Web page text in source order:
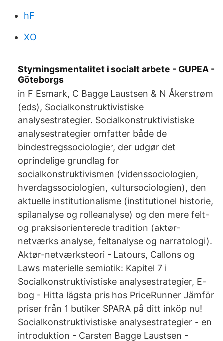
hF
XO
Styrningsmentalitet i socialt arbete - GUPEA -
Göteborgs
in F Esmark, C Bagge Laustsen & N Åkerstrøm
(eds), Socialkonstruktivistiske
analysestrategier. Socialkonstruktivistiske
analysestrategier omfatter både de
bindestregssociologier, der udgør det
oprindelige grundlag for
socialkonstruktivismen (videnssociologien,
hverdagssociologien, kultursociologien), den
aktuelle institutionalisme (institutionel historie,
spilanalyse og rolleanalyse) og den mere felt-
og praksisorienterede tradition (aktør-
netværks analyse, feltanalyse og narratologi).
Aktør-netværksteori - Latours, Callons og
Laws materielle semiotik: Kapitel 7 i
Socialkonstruktivistiske analysestrategier, E-
bog - Hitta lägsta pris hos PriceRunner Jämför
priser från 1 butiker SPARA på ditt inköp nu!
Socialkonstruktivistiske analysestrategier - en
introduktion - Carsten Bagge Laustsen -